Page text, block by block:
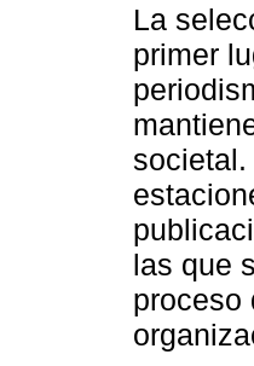
La
primer
las que
proceso